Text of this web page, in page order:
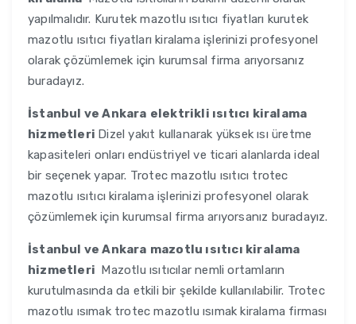
yapılmalıdır. Kurutek mazotlu ısıtıcı fiyatları kurutek
mazotlu ısıtıcı fiyatları kiralama işlerinizi profesyonel
olarak çözümlemek için kurumsal firma arıyorsanız
buradayız.
İstanbul ve Ankara elektrikli ısıtıcı kiralama
hizmetleri Dizel yakıt kullanarak yüksek ısı üretme
kapasiteleri onları endüstriyel ve ticari alanlarda ideal
bir seçenek yapar. Trotec mazotlu ısıtıcı trotec
mazotlu ısıtıcı kiralama işlerinizi profesyonel olarak
çözümlemek için kurumsal firma arıyorsanız buradayız.
İstanbul ve Ankara mazotlu ısıtıcı kiralama
hizmetleri Mazotlu ısıtıcılar nemli ortamların
kurutulmasında da etkili bir şekilde kullanılabilir. Trotec
mazotlu ısımak trotec mazotlu ısımak kiralama firması